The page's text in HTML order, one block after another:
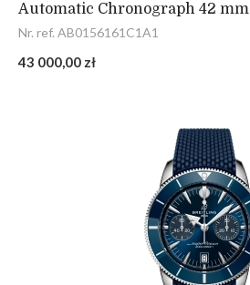
Automatic Chronograph 42 mm
Nr. ref. AB0156161C1A1
43 000,00 zł